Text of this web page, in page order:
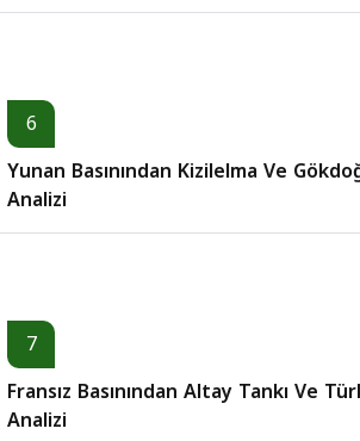
6
Yunan Basınından Kizilelma Ve
Analizi
7
Fransız Basınından Altay Tankı Ve
Analizi